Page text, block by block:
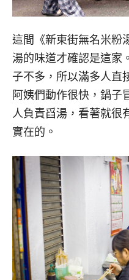
這間《新東街無名米粉
湯的味道才確認是這家
子不多，所以滿多人直
阿姨們動作很快，鍋子
人負責舀湯，看著就很
實在的。